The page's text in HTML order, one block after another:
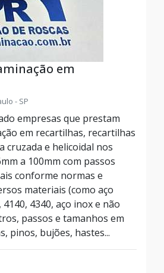
em
- SP
empresas que prestam
em recartilhas, recartilhas
cruzada e helicoidal nos
a 100mm com passos
conforme normas e
materiais (como aço
4140, 4340, aço inox e não
passos e tamanhos em
pinos, bujões, hastes...